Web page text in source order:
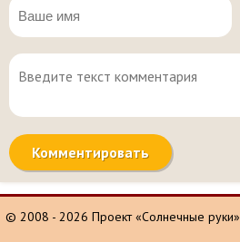
© 2008 - 2026 Проект «Солнечные руки»